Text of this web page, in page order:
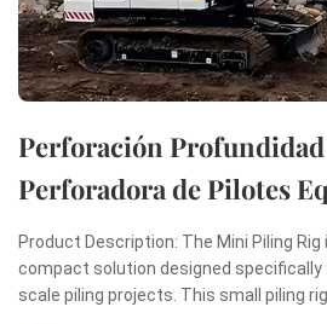
Perforación
Perforadora de Pilotes
Perforación Rotatoria
Hincado de Pilotes
Product Description: The Mini Piling Rig
compact solution designed
scale piling projects. This small piling